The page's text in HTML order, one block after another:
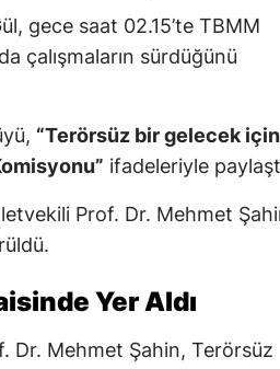
gece saat 02.15’te TBMM
çalışmaların sürdüğünü
“Terörsüz bir gelecek için
ifadeleriyle
Prof. Dr. Mehmet
Yer Aldı
Dr. Mehmet Şahin, Terörsüz